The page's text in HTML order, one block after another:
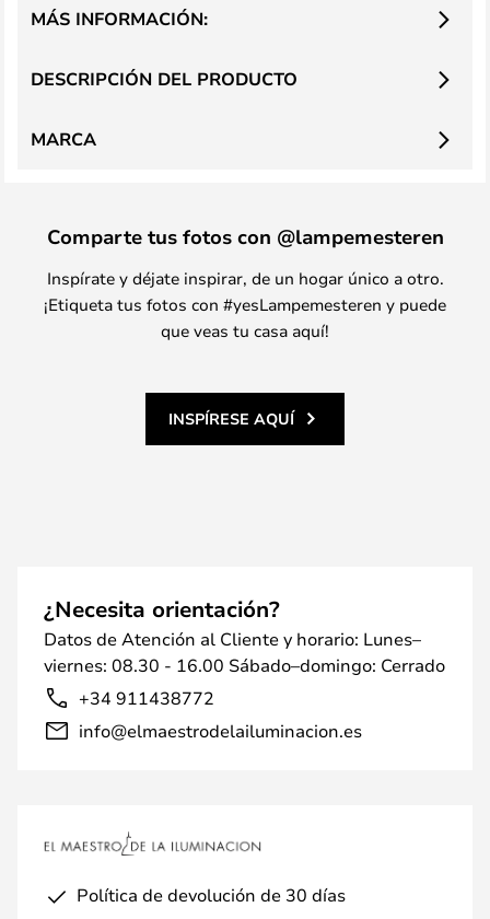
DESCRIPCIÓN DEL PRODUCTO
MÁS INFORMACIÓN:
MARCA
Comparte tus fotos con @lampemesteren
Inspírate y déjate inspirar, de un hogar único a otro.
¡Etiqueta tus fotos con #yesLampemesteren y puede
que veas tu casa aquí!
INSPÍRESE AQUÍ
¿Necesita orientación?
Datos de Atención al Cliente y horario: Lunes–
viernes: 08.30 - 16.00 Sábado–domingo: Cerrado
+34 911438772
info@elmaestrodelailuminacion.es
Política de devolución de 30 días